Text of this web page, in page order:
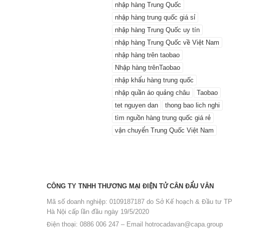
nhập hàng Trung Quốc
nhập hàng trung quốc giá sỉ
nhập hàng Trung Quốc uy tín
nhập hàng Trung Quốc về Việt Nam
nhập hàng trên taobao
Nhập hàng trênTaobao
nhập khẩu hàng trung quốc
nhập quần áo quảng châu
Taobao
tet nguyen dan
thong bao lich nghi
tìm nguồn hàng trung quốc giá rẻ
vận chuyển Trung Quốc Việt Nam
CÔNG TY TNHH THƯƠNG MẠI ĐIỆN TỬ CÂN ĐẨU VÂN
Mã số doanh nghiệp: 0109187187 do Sở Kế hoạch & Đầu tư TP
Hà Nội cấp lần đầu ngày 19/5/2020
Điện thoại: 0886 006 247 – Email
hotrocadavan@capa.group